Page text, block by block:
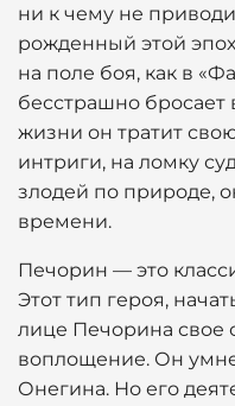
ни к чему не
рожденный этой
на поле боя, как в
бесстрашно бросает
жизни он тратит
интриги, на ломку
злодей по природе,
времени.
Печорин — это
Этот тип героя,
лице Печорина свое
воплощение. Он
Онегина. Но его